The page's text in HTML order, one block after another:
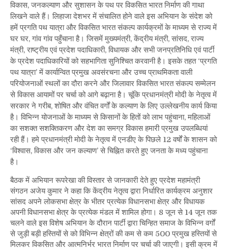
विकास, जनकल्याण और सुशासन के पथ पर विकसित भारत निर्माण की गाथा
लिखने वाले हैं। लिहाजा देशभर में संचालित होने वाले इस अभियान के संदेश को
हमें प्रगति पथ यात्रा और विकसित भारत संकल्प कार्यक्रमों के माध्यम से राज्य में
घर घर, गांव गांव पहुँचाना है। जिसमें मुख्यमंत्री, केंद्रीय मंत्री, सांसद, राज्य
मंत्री, राष्ट्रीय एवं प्रदेश पदाधिकारी, विधायक और सभी जनप्रतिनिधि एवं पार्टी
के प्रदेश पदाधिकारियों को सहभागिता सुनिश्चित करवानी है। इसके तहत ‘प्रगति
पथ यात्रा’ में कार्यान्वित प्रमुख अवसंरचना और उच्च प्राथमिकता वाली
परियोजनाओं स्थलों का दौरा करने और जिलावार विकसित भारत संकल्प सम्मेलन
से विकास आयामों पर चर्चा को आगे बढ़ाना है। चूंकि प्रधानमंत्री मोदी के नेतृत्व में
सरकार ने गरीब, शोषित और वंचित वर्गों के कल्याण के लिए उल्लेखनीय कार्य किया
है। विभिन्न योजनाओं के माध्यम से किसानों के हितों को लाभ पहुंचाना, महिलाओं
का सशक्त सशक्तिकरण और देश का समग्र विकास हमारी प्रमुख उपलब्धियां
रही हैं। हमे प्रधानमंत्री मोदी के नेतृत्व में एनडीए के पिछले 12 वर्षों के शासन को
‘विश्वास, विकास और जन कल्याण’ से चिह्नित करते हुए जनता के मध्य पहुंचाना
है।
बैठक में अभियान रूपरेखा की विस्तार से जानकारी देते हुए प्रदेश महामंत्री
संगठन अजेय कुमार ने कहा कि केंद्रीय नेतृत्व द्वारा निर्धारित कार्यक्रम अनुशार
सांसद अपने लोकसभा क्षेत्र के भीतर प्रत्येक विधानसभा क्षेत्र और विधायक
अपनी विधानसभा क्षेत्र के प्रत्येक मंडल में शामिल होगा। 8 जून से 14 जून तक
चलने वाले इस विशेष अभियान के दौरान पार्टी द्वारा चिन्हित समाज के विभिन्न वर्गों
से जुड़ी बड़ी हस्तियों से को विभिन्न क्षेत्रों की कम से कम 500 प्रमुख हस्तियों से
मिलकर विकसित और आत्मनिर्भर भारत निर्माण पर चर्चा की जाएगी। इसी क्रम में